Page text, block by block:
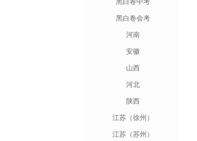
黑白卷会考
河南
安徽
山西
河北
陕西
江苏（徐州）
江苏（苏州）